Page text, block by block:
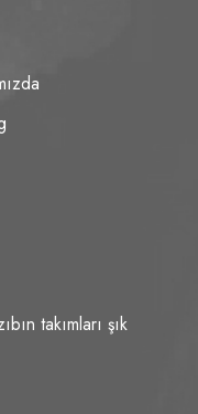
takımları şık